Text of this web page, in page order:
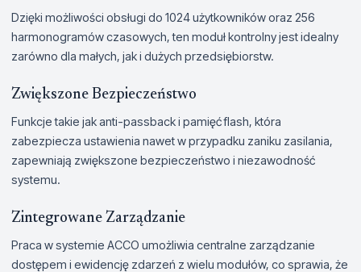
Dzięki możliwości obsługi do 1024 użytkowników oraz 256
harmonogramów czasowych, ten moduł kontrolny jest idealny
zarówno dla małych, jak i dużych przedsiębiorstw.
Zwiększone Bezpieczeństwo
Funkcje takie jak anti-passback i pamięć flash, która
zabezpiecza ustawienia nawet w przypadku zaniku zasilania,
zapewniają zwiększone bezpieczeństwo i niezawodność
systemu.
Zintegrowane Zarządzanie
Praca w systemie ACCO umożliwia centralne zarządzanie
dostępem i ewidencję zdarzeń z wielu modułów, co sprawia, że